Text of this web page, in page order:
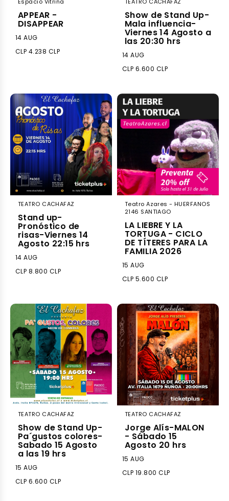
APPEAR -
DISAPPEAR
14 AUG
CLP 4.238 CLP
Show de Stand Up-
Mala influencia-
Viernes 14 Agosto a
las 20:30 hrs
14 AUG
CLP 6.600 CLP
TEATRO CACHAFAZ
Stand up-
Pronóstico de
risas-Viernes 14
Agosto 22:15 hrs
14 AUG
CLP 8.800 CLP
Teatro Azares - HUERFANOS
2146 SANTIAGO
LA LIEBRE Y LA
TORTUGA - CICLO
DE TÍTERES PARA LA
FAMILIA 2026
15 AUG
CLP 5.600 CLP
TEATRO CACHAFAZ
Show de Stand Up-
Pa´gustos colores-
Sabado 15 Agosto
a las 19 hrs
15 AUG
CLP 6.600 CLP
TEATRO CACHAFAZ
Jorge Alís-MALON
- Sábado 15
Agosto 20 hrs
15 AUG
CLP 19.800 CLP